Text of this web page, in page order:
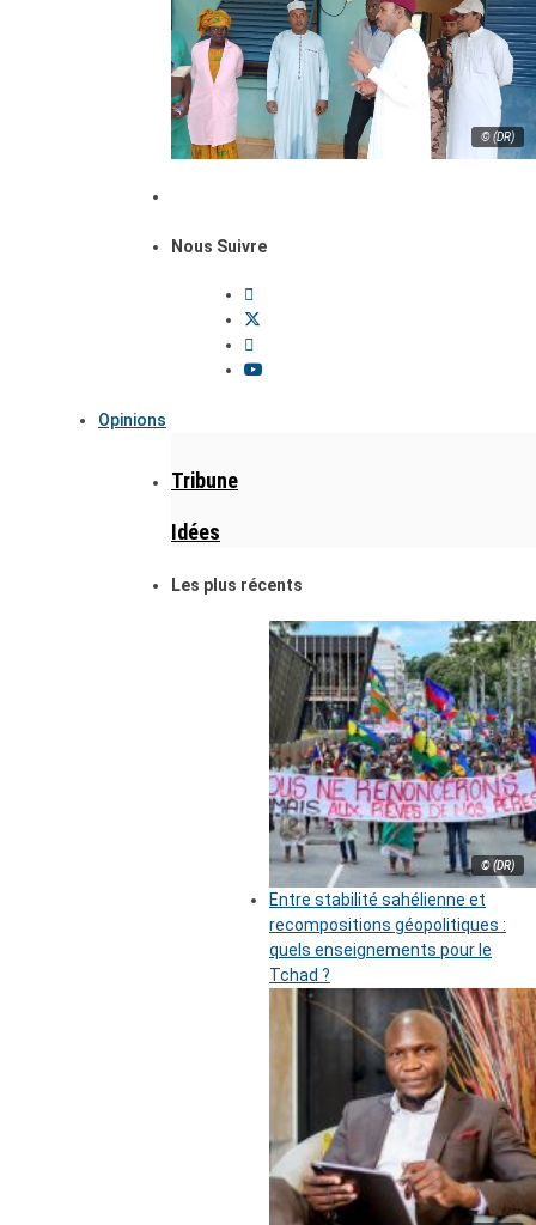
© (DR)
Nous Suivre
Opinions
Tribune
Idées
Les plus récents
© (DR)
Entre stabilité sahélienne et
recompositions géopolitiques :
quels enseignements pour le
Tchad ?